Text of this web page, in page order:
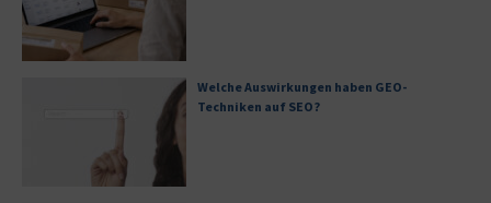
Welche Auswirkungen haben GEO-
Techniken auf SEO?